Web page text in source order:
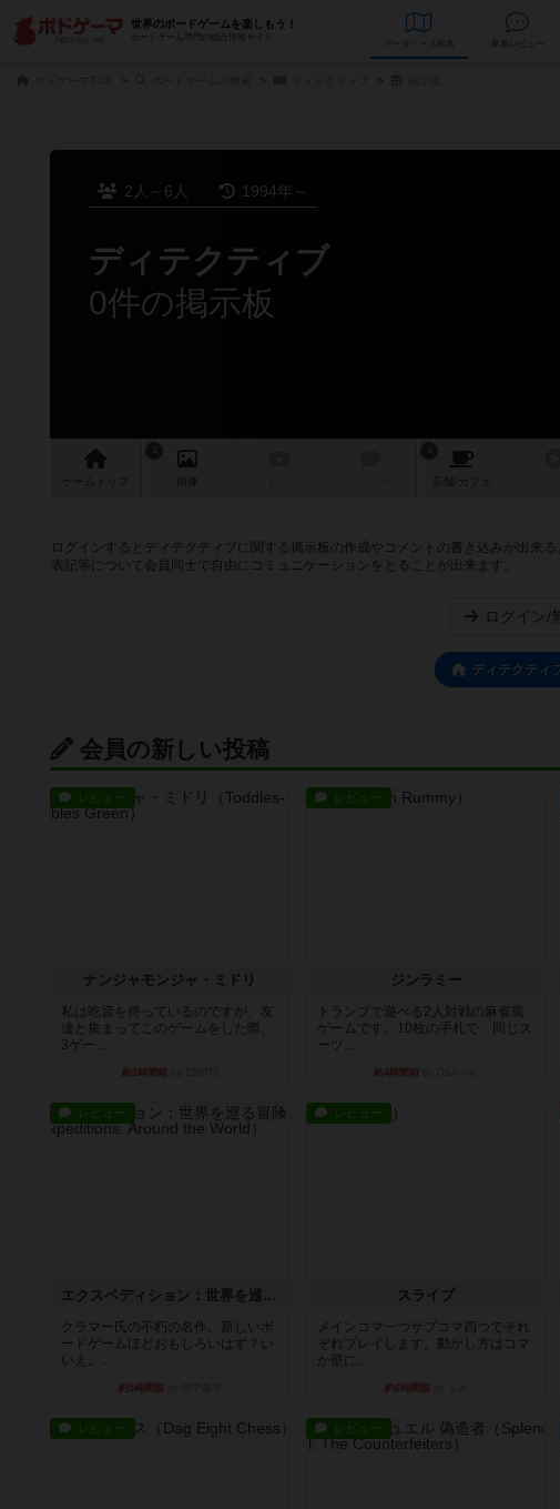
世界のボードゲームを楽しもう！
ボードゲーム専門の総合情報サイト
データベース
2人～6人 1994年～
ディテクティブ
0件の掲示板
ゲーム 画像 店舗/ カフェ
ログインするとディテクティブに関する掲示板の作成やコメントの書き込みが出
表記等について会員同士で自由にコミュニケーションをとることが出来ます。
ログイン/
ディテクティ
会員の新しい投稿
レビュー
ナンジャモンジャ・ミドリ
私は吃音を持っているのですが、友
達と集まってこのゲームをした際、
3ゲー...
約2時間前
レビュー
ジンラミー
トランプで遊べる2人対戦の麻雀風
ゲームです。10枚の手札で、同じス
ーツ...
約4時間前
レビュー
エクスペディション：世界を巡る冒険
クラマー氏の不朽の名作。新しいボ
ードゲームほどおもしろいはず？い
いえ。...
約5時間前
レビュー
スライプ
メインコマ一つサブコマ四つでそれ
ぞれプレイします。動かし方はコマ
か壁に...
約6時間前
レビュー レビュー